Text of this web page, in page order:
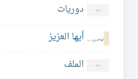
دوريات
أيها العزيز
الملف